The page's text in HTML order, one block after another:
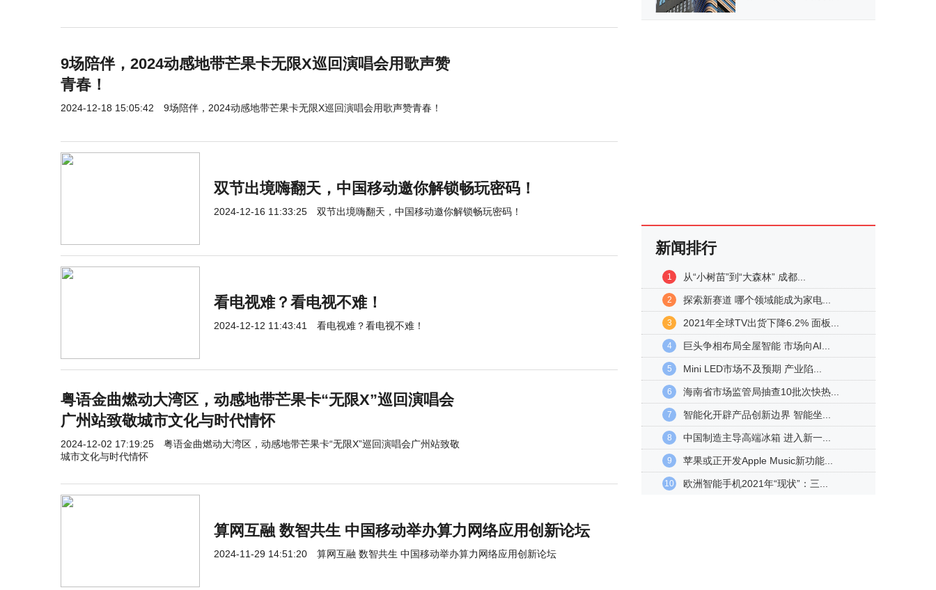
9场陪伴，2024动感地带芒果卡无限X巡回演唱会用歌声赞
青春！
2024-12-18 15:05:42 9场陪伴，2024动感地带芒果卡无限X巡回演唱会用歌声赞青春！
双节出境嗨翻天，中国移动邀你解锁畅玩密码！
2024-12-16 11:33:25 双节出境嗨翻天，中国移动邀你解锁畅玩密码！
看电视难？看电视不难！
2024-12-12 11:43:41 看电视难？看电视不难！
粤语金曲燃动大湾区，动感地带芒果卡“无限X”巡回演唱会
广州站致敬城市文化与时代情怀
2024-12-02 17:19:25
粤语金曲燃动大湾区，动感地带芒果卡“无限X”巡回演唱会广州站致敬
城市文化与时代情怀
算网互融 数智共生 中国移动举办算力网络应用创新论坛
2024-11-29 14:51:20 算网互融 数智共生 中国移动举办算力网络应用创新论坛
新闻排行
1 从“小树苗”到“大森林” 成都...
2 探索新赛道 哪个领域能成为家电...
3 2021年全球TV出货下降6.2% 面板...
4 巨头争相布局全屋智能 市场向AI...
5 Mini LED市场不及预期 产业陷...
6 海南省市场监管局抽查10批次快热...
7 智能化开辟产品创新边界 智能坐...
8 中国制造主导高端冰箱 进入新一...
9 苹果或正开发Apple Music新功能...
10 欧洲智能手机2021年“现状”：三...